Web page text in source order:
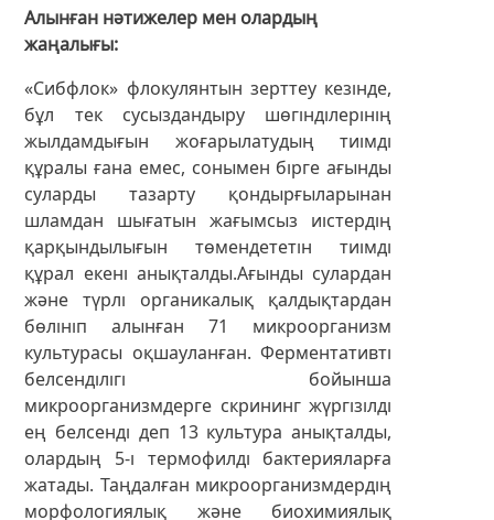
Алынған нәтижелер мен олардың
жаңалығы
«Сибфлок» флокулянтын зерттеу кезінде,
бұл тек сусыздандыру шөгінділерінің
жылдамдығын жоғарылатудың тиімді
құралы ғана емес, сонымен бірге ағынды
суларды тазарту қондырғыларынан
шламдан шығатын жағымсыз иістердің
қарқындылығын төмендететін тиімді
құрал екені анықталды.Ағынды сулардан
және түрлі органикалық қалдықтардан
бөлініп алынған 71 микроорганизм
культурасы оқшауланған. Ферментативті
белсенділігі бойынша
микроорганизмдерге скрининг жүргізілді
ең белсенді деп 13 культура анықталды,
олардың 5-і термофилді бактерияларға
жатады. Таңдалған микроорганизмдердің
морфологиялық және биохимиялық